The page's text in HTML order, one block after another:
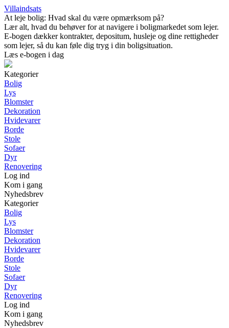
Villaindsats
At leje bolig: Hvad skal du være opmærksom på?
Lær alt, hvad du behøver for at navigere i boligmarkedet som lejer.
E-bogen dækker kontrakter, depositum, husleje og dine rettigheder
som lejer, så du kan føle dig tryg i din boligsituation.
Læs e-bogen i dag
Kategorier
Bolig
Lys
Blomster
Dekoration
Hvidevarer
Borde
Stole
Sofaer
Dyr
Renovering
Log ind
Kom i gang
Nyhedsbrev
Kategorier
Bolig
Lys
Blomster
Dekoration
Hvidevarer
Borde
Stole
Sofaer
Dyr
Renovering
Log ind
Kom i gang
Nyhedsbrev